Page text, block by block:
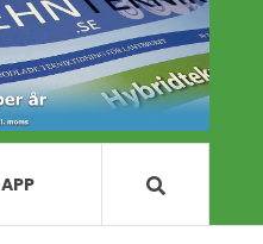
APP